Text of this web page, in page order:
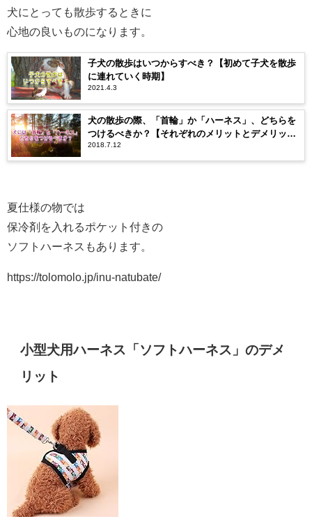
犬にとっても散歩するときに
心地の良いものになります。
子犬の散歩はいつからすべき？【初めて子犬を散歩
に連れていく時期】
2021.4.3
犬の散歩の際、「首輪」か「ハーネス」、どちらを
つけるべきか？【それぞれのメリットとデメリッ
ト】
2018.7.12
夏仕様の物では
保冷剤を入れるポケット付きの
ソフトハーネスもあります。
https://tolomolo.jp/inu-natubate/
小型犬用ハーネス「ソフトハーネス」のデメ
リット